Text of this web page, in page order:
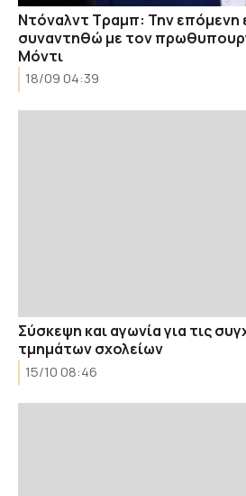
Ντόναλντ Τραμπ: Την επόμενη
συναντηθώ με τον
Μόντι
18/09 04:39
Σύσκεψη και αγωνία για τις
τμημάτων σχολείων
15/10 08:46